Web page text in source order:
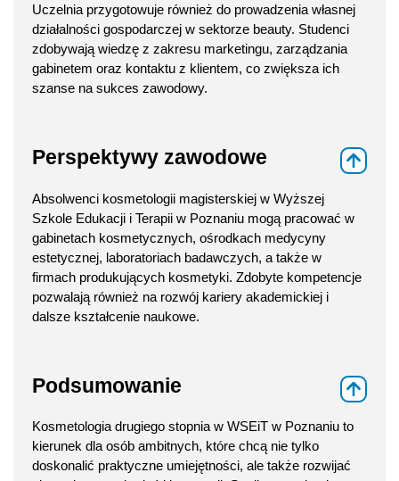
Uczelnia przygotowuje również do prowadzenia własnej
działalności gospodarczej w sektorze beauty. Studenci
zdobywają wiedzę z zakresu marketingu, zarządzania
gabinetem oraz kontaktu z klientem, co zwiększa ich
szanse na sukces zawodowy.
Perspektywy zawodowe
Absolwenci kosmetologii magisterskiej w Wyższej
Szkole Edukacji i Terapii w Poznaniu mogą pracować w
gabinetach kosmetycznych, ośrodkach medycyny
estetycznej, laboratoriach badawczych, a także w
firmach produkujących kosmetyki. Zdobyte kompetencje
pozwalają również na rozwój kariery akademickiej i
dalsze kształcenie naukowe.
Podsumowanie
Kosmetologia drugiego stopnia w WSEiT w Poznaniu to
kierunek dla osób ambitnych, które chcą nie tylko
doskonalić praktyczne umiejętności, ale także rozwijać